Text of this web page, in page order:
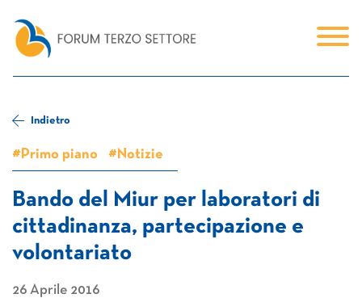
Indietro
#Primo piano #Notizie
Bando del Miur per laboratori di
cittadinanza, partecipazione e
volontariato
26 Aprile 2016